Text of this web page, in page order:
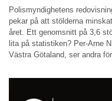
Polismyndighetens
pekar på att stölderna
året. Ett genomsnitt på 3,6
lita på statistiken? Per-Arne
Västra Götaland, ser andra